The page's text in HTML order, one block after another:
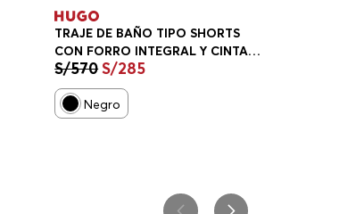
TRAJE DE BAÑO TIPO SHORTS
CON FORRO INTEGRAL Y CINTA
CON LOGO HOMBRE
S/570S/285
Negro